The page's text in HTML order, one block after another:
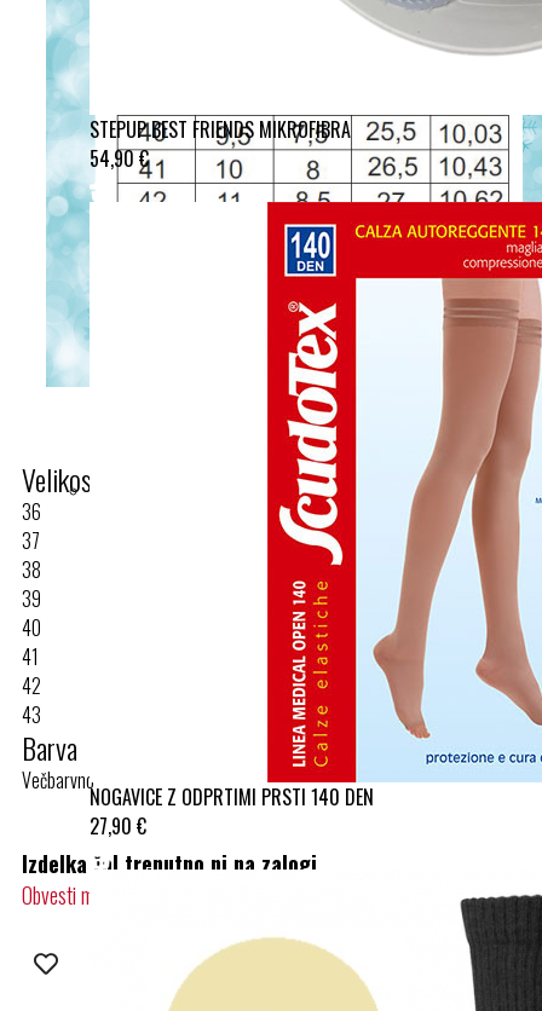
STEPUP BEST FRIENDS MIKROFIBRA
54,90 €
NOGAVICE Z ODPRTIMI PRSTI 140 DEN
27,90 €
Velikost
36
37
38
39
40
41
42
43
Barva
Večbarvno
Izdelka žal trenutno ni na zalogi.
Obvesti me, ko bo na zalogi